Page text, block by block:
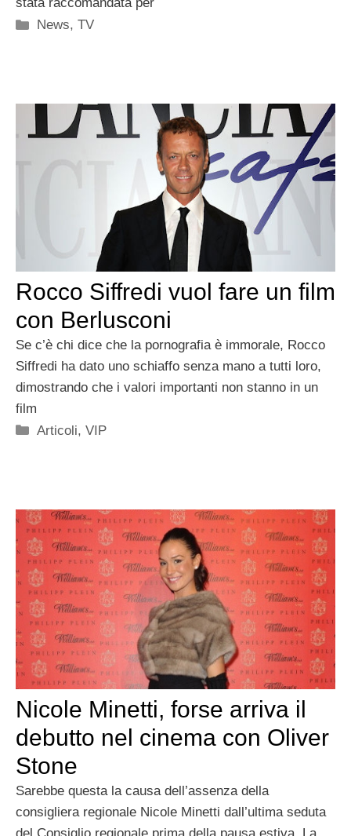
stata raccomandata per
Categorie
News,TV
Rocco Siffredi vuol fare un film
con Berlusconi
Se c’è chi dice che la pornografia è immorale, Rocco
Siffredi ha dato uno schiaffo senza mano a tutti loro,
dimostrando che i valori importanti non stanno in un
film
Categorie
Articoli,VIP
Nicole Minetti, forse arriva il
debutto nel cinema con Oliver
Stone
Sarebbe questa la causa dell’assenza della
consigliera regionale Nicole Minetti dall’ultima seduta
del Consiglio regionale prima della pausa estiva. La